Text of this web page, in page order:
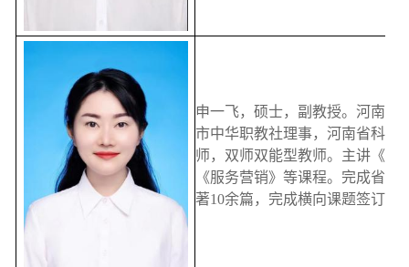
申一飞，硕士，副教授。河南省
市中华职教社理事，河南省科技
师，双师双能型教师。主讲《直
《服务营销》等课程。完成省
著10余篇，完成横向课题签订技